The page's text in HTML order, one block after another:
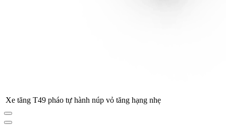
Xe tăng T49 pháo tự hành núp vỏ tăng hạng nhẹ